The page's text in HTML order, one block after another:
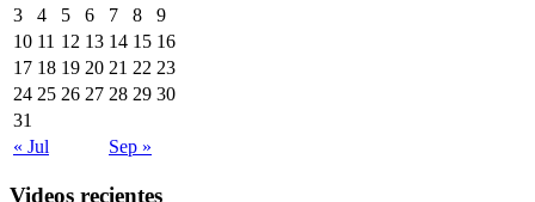
3
4 5 6 7 8
9
10 11 12 13 14 15 16
17 18 19 20 21 22 23
24 25 26 27 28 29 30
31
« Jul
Sep »
Videos recientes